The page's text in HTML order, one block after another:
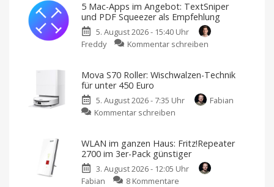
Euro:
360-
Grad-
Überwachung
Blink
Mini
Pan-
Tilt
sonst
39,99
Euro
5 Mac-Apps im Angebot: TextSniper
und PDF Squeezer als Empfehlung
5. August 2026 - 15:40 Uhr
Freddy
Kommentar schreiben
Apps
Angebot:
Squeezer
Empfehlung
Mova S70 Roller: Wischwalzen-Technik
für unter 450 Euro
5. August 2026 - 7:35 Uhr
Fabian
Kommentar schreiben
Roller:
Wischwalzen-
Technik
für
WLAN im ganzen Haus: Fritz!Repeater
2700 im 3er-Pack günstiger
3. August 2026 - 12:05 Uhr
Fabian
8 Kommentare